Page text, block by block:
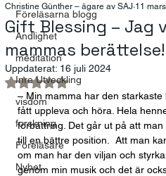
Föreläsarna blogg
Andlighet
meditation
Inre Utveckling
visdom
forskning
Föreläsare
Nyhet
Gift Blessing – Jag
mammas berättelse!
Christine Günther – ägare av SAJ 11
Uppdaterat: 16 juli 2024
Betygsatt till NaN av 5 stjärnor.
– Min mamma har den
fått uppleva och höra. Hela
förbättring. Det går ut på att
till en bättre position.  Att man
om man har den viljan och
genom min musik och det är